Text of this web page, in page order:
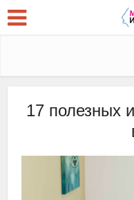
17 полезных